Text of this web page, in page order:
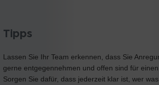
Tipps
Lassen Sie Ihr Team erkennen, dass Sie
gerne entgegennehmen und offen sind für einen
Sorgen Sie dafür, dass jederzeit klar ist, wer